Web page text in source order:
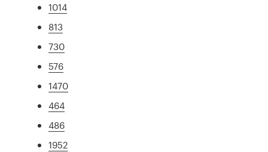
1014
813
730
576
1470
464
486
1952